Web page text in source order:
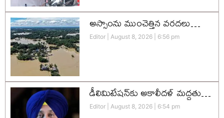
అస్సాంను ముంచెత్తిన వరదలు…
Editor August 8, 2026 6:56 pm
డీలిమిటేషన్‌కు అకాలీదళ్‌ మద్దతు…
Editor August 8, 2026 6:54 pm